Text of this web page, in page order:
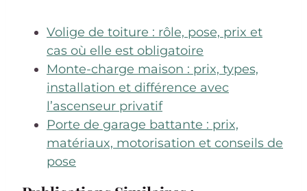
Volige de toiture : rôle, pose, prix et
cas où elle est obligatoire
Monte-charge maison : prix, types,
installation et différence avec
l’ascenseur privatif
Porte de garage battante : prix,
matériaux, motorisation et conseils de
pose